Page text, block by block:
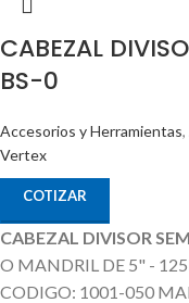
CABEZAL
BS-0
Accesorios y Herramientas,
Vertex
COTIZAR
CABEZAL DIVISOR
O MANDRIL DE 5" -
CODIGO: 1001-050